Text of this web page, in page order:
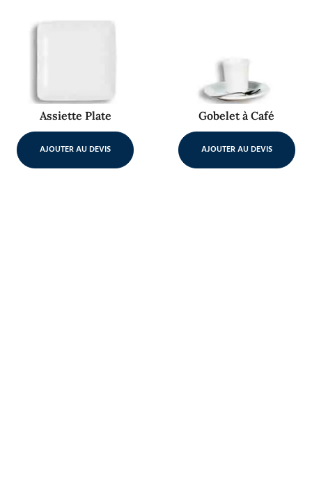
Assiette Plate
AJOUTER AU DEVIS
Gobelet à Café
AJOUTER AU DEVIS